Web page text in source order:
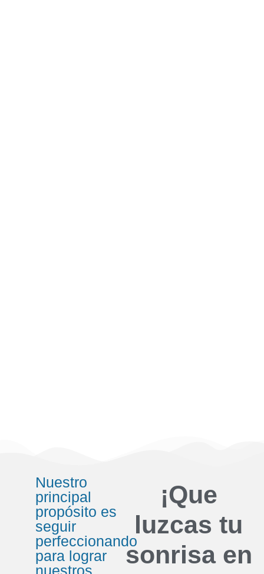
Nuestro
principal
propósito es
seguir
perfeccionando
para lograr
nuestros
¡Que
luzcas tu
sonrisa en